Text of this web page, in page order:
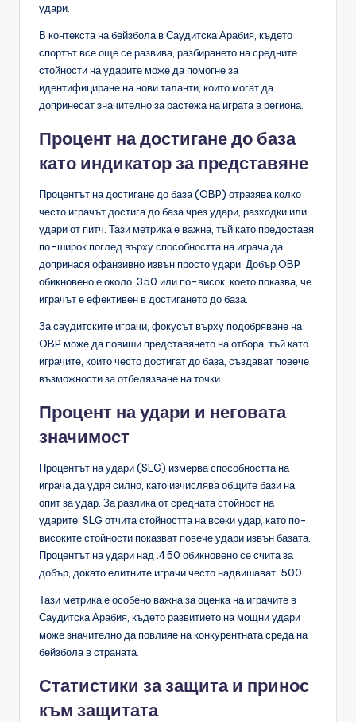
удари.
В контекста на бейзбола в Саудитска Арабия, където
спортът все още се развива, разбирането на средните
стойности на ударите може да помогне за
идентифициране на нови таланти, които могат да
допринесат значително за растежа на играта в региона.
Процент на достигане до база
като индикатор за представяне
Процентът на достигане до база (OBP) отразява колко
често играчът достига до база чрез удари, разходки или
удари от питч. Тази метрика е важна, тъй като предоставя
по-широк поглед върху способността на играча да
допринася офанзивно извън просто удари. Добър OBP
обикновено е около .350 или по-висок, което показва, че
играчът е ефективен в достигането до база.
За саудитските играчи, фокусът върху подобряване на
OBP може да повиши представянето на отбора, тъй като
играчите, които често достигат до база, създават повече
възможности за отбелязване на точки.
Процент на удари и неговата
значимост
Процентът на удари (SLG) измерва способността на
играча да удря силно, като изчислява общите бази на
опит за удар. За разлика от средната стойност на
ударите, SLG отчита стойността на всеки удар, като по-
високите стойности показват повече удари извън базата.
Процентът на удари над .450 обикновено се счита за
добър, докато елитните играчи често надвишават .500.
Тази метрика е особено важна за оценка на играчите в
Саудитска Арабия, където развитието на мощни удари
може значително да повлияе на конкурентната среда на
бейзбола в страната.
Статистики за защита и принос
към защитата